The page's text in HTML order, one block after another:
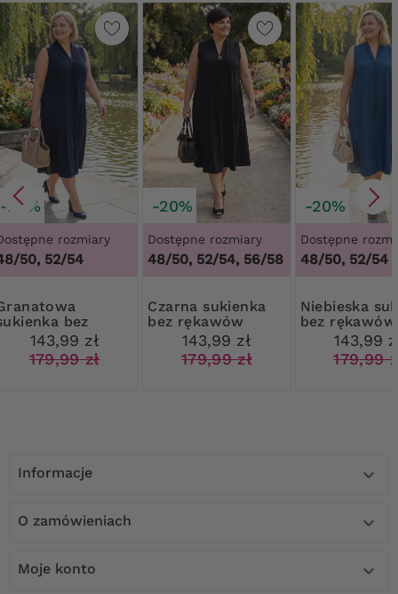
-20%
rozmiary
50, 52/54
bez
143,99 zł
179,99 zł
-20%
Dostępne rozmiary
48/50, 52/54, 56/58
Czarna sukienka
bez rękawów
143,99 zł
179,99 zł
-20%
Dostępne
48/50, 52/54
Niebieska sukienka
bez rękawów
143,99
179,99
Informacje 
O zamówieniach 
Moje konto 